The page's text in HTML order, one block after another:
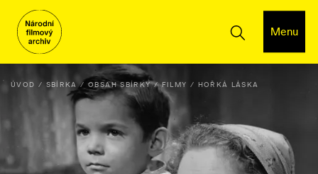
Menu
ÚVOD SBÍRKA OBSAH SBÍRKY FILMY HOŘKÁ LÁSKA